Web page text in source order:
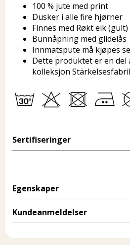
100 % jute med print
Dusker i alle fire hjørner
Finnes med Røkt eik
Bunnåpning med glidelås
Innmatspute må kjøpes
Dette produktet er en del
kolleksjon
Sertifiseringer
Egenskaper
Kundeanmeldelser